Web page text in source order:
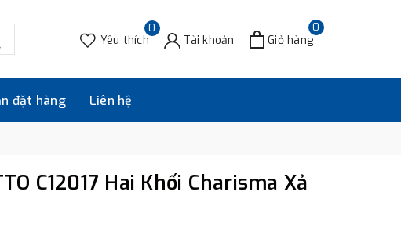
0
Yêu thích Tài khoản
0
Giỏ hàng
đặt hàng Liên hệ
C12017 Hai Khối Charisma Xả